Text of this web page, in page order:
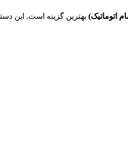
اتوماتیک) بهترین گزینه است. این